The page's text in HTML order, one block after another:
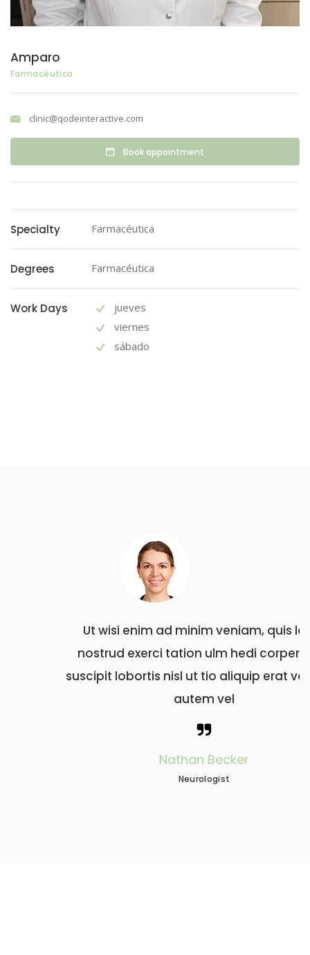
Amparo
Farmacéutica
clinic@qodeinteractive.com
Book appointment
Specialty Farmacéutica
Degrees Farmacéutica
Work Days
jueves
viernes
sábado
Ut wisi enim ad minim veniam, quis
nostrud exerci tation ulm hedi corper
suscipit lobortis nisl ut tio aliquip erat
autem vel
Nathan Becker
Neurologist